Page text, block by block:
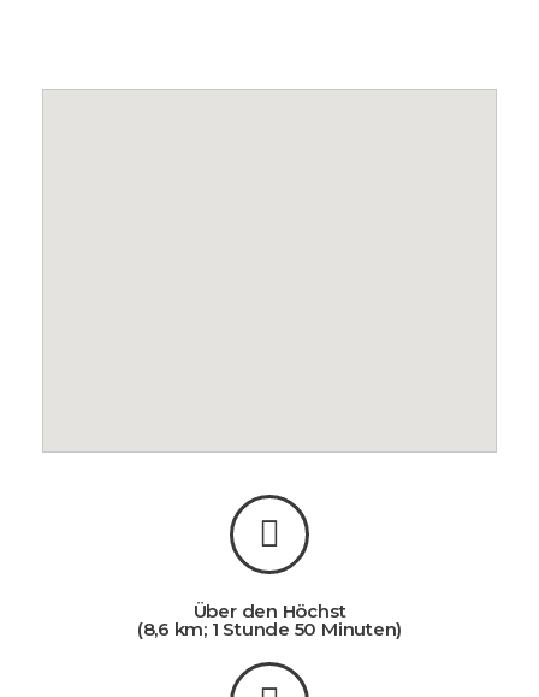
Über den Höchst
(8,6 km; 1 Stunde 50 Minuten)